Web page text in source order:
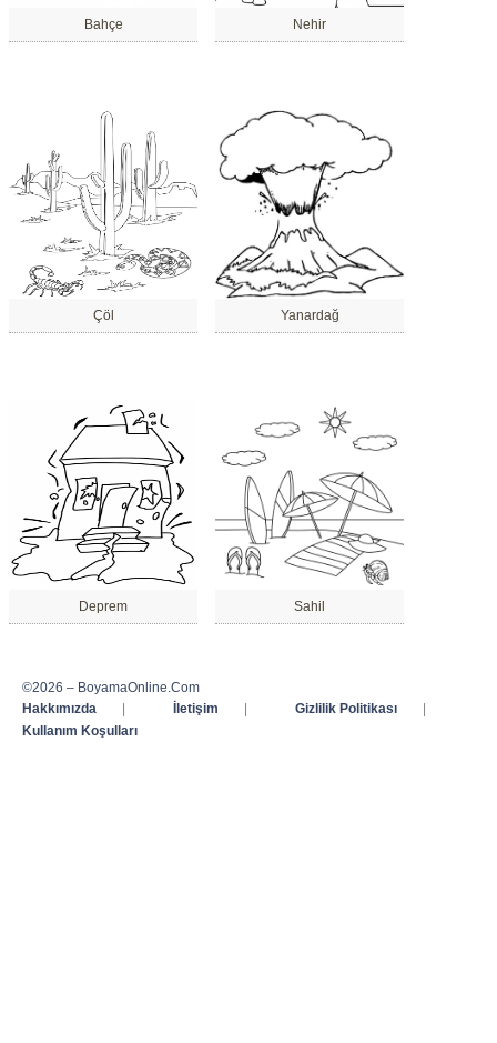
Bahçe Nehir
Çöl Yanardağ
Deprem Sahil
©2026 – BoyamaOnline.Com
Hakkımızda
İletişim Gizlilik Politikası
Kullanım Koşulları